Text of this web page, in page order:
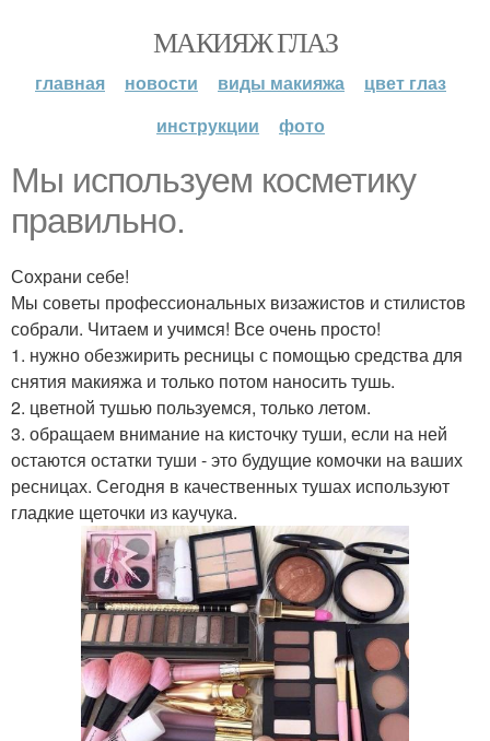
МАКИЯЖ ГЛАЗ
главная новости виды макияжа
цвет глаз
инструкции
фото
Мы используем косметику
правильно.
Сохрани себе!
Мы советы профессиональных визажистов и стилистов
собрали. Читаем и учимся! Все очень просто!
1. нужно обезжирить ресницы с помощью средства для
снятия макияжа и только потом наносить тушь.
2. цветной тушью пользуемся, только летом.
3. обращаем внимание на кисточку туши, если на ней
остаются остатки туши - это будущие комочки на ваших
ресницах. Сегодня в качественных тушах используют
гладкие щеточки из каучука.